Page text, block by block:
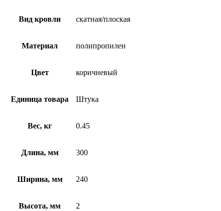
Вид кровли скатная/плоская
Материал полипропилен
Цвет коричневый
Единица товара Штука
Вес, кг 0.45
Длина, мм 300
Ширина, мм 240
Высота, мм 2